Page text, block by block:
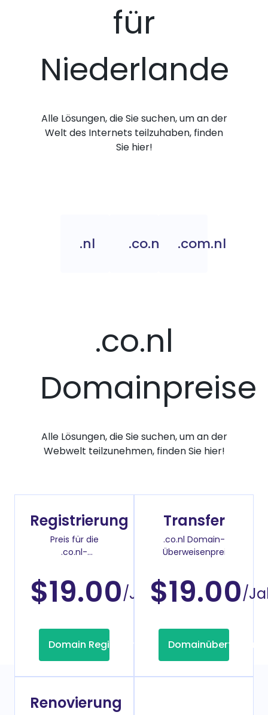
für
Niederlande
Alle Lösungen, die Sie suchen, um an der
Welt des Internets teilzuhaben, finden
Sie hier!
.nl .co.nl .com.nl
.co.nl
Domainpreise
Alle Lösungen, die Sie suchen, um an der
Webwelt teilzunehmen, finden Sie hier!
Registrierung
Preis für die
.co.nl-
$19.00/Jahr
Domain Registrierung
Transfer
.co.nl Domain-
Überweisenpreis
$19.00/
Domainübertragung
Renovierung